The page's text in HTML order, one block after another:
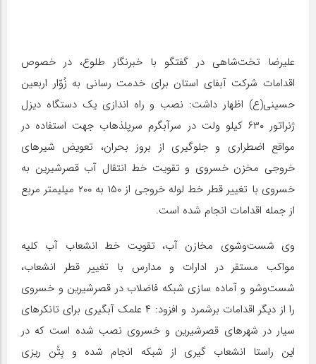
علیرضا تخت‌شاهی در گفتگو با خبرنگار طلوع، در خصوص
اقدامات شرکت آبفای استان برای خدمت رسانی به زُوّار اربعین
حسینی(ع) اظهار داشت: نصب و راه اندازی یک دستگاه دیزل
ژنراتور ۶۳۰ کیلو ولت در سرآبگرم سرپلذهاب جهت استفاده در
مواقع اضطراری و جلوگیری از بروز بحران، تعویض شیرهای
خروجی مخزن خسروی و تقویت خط انتقال آب قصرشیرین به
خسروی با تغییر قطر خط لوله خروجی از ۱۵۰ به ۲۰۰ میلیمتر مربع
از جمله اقدامات انجام شده است.
وی شست‌وشوی مخازن آب، تقویت خط انشعاب آب کلیه
مواکب مستقر در ادارات و مدارس با تغییر قطر انشعاب،
شست‌وشو و آماده سازی شبکه فاضلاب در قصرشیرین و خسروی
را از دیگر اقدامات برشمرد و افزود: ۴ علمک آبگیری برای تانکرهای
سیار در شهر‌های قصرشیرین و خسروی نصب شده است که در
این راستا انشعاب گیری از شبکه انجام شده و بِتُن ریزی